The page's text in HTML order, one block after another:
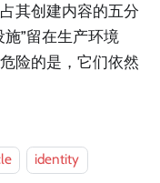
其创建内容的五分
”留在生产环境
险的是，它们依然
identity